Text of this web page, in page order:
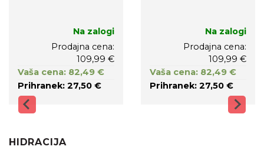
Na zalogi
Prodajna cena:
109,99 €
Vaša cena: 82,49 €
Prihranek: 27,50 €
Na zalogi
Prodajna cena:
109,99 €
Vaša cena: 82,49 €
Prihranek: 27,50 €
HIDRACIJA